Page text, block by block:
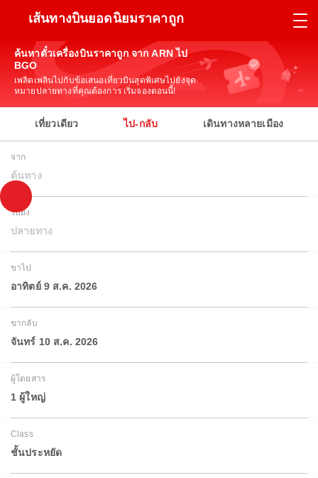
เส้นทางบินยอดนิยมราคาถูก
ค้นหาตั๋วเครื่องบินราคาถูก จาก ARN ไป
BGO
เพลิดเพลินไปกับข้อเสนอเที่ยวบินสุดพิเศษไปยังจุด
หมายปลายทางที่คุณต้องการ เริ่มจองตอนนี้!
เที่ยวเดียว ไป-กลับ เดินทางหลายเมือง
จาก
ต้นทาง
ไปยัง
ปลายทาง
ขาไป
อาทิตย์ 9 ส.ค. 2026
ขากลับ
จันทร์ 10 ส.ค. 2026
ผู้โดยสาร
1 ผู้ใหญ่
Class
ชั้นประหยัด